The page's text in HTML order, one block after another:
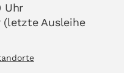
Uhr
(letzte Ausleihe